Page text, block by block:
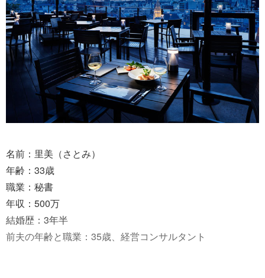
名前：里美（さとみ）
年齢：33歳
職業：秘書
年収：500万
結婚歴：3年半
前夫の年齢と職業：35歳、経営コンサルタント